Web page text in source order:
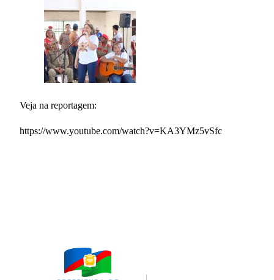
Veja na reportagem:
https://www.youtube.com/watch?v=KA3YMz5vSfc